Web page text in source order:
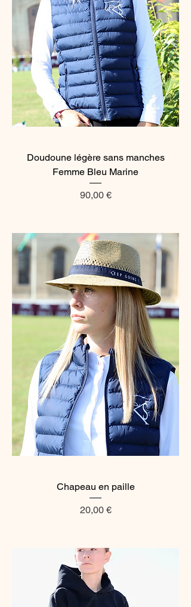
Doudoune légère sans manches
Femme Bleu Marine
Prix
90,00 €
Chapeau en paille
Prix
20,00 €